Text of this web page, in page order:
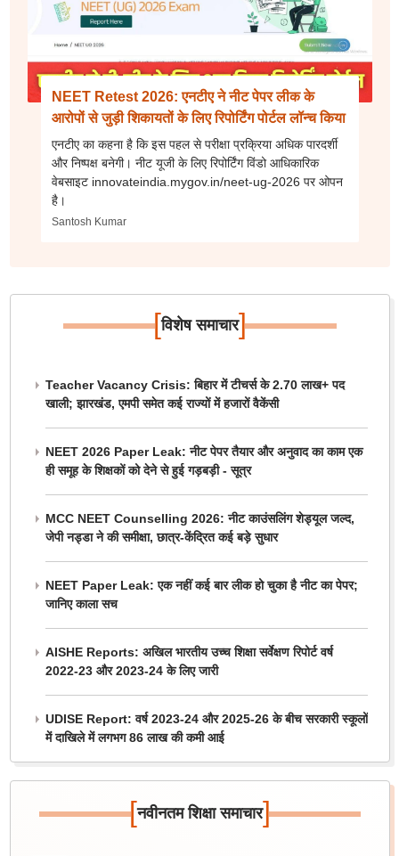
NEET Retest 2026: एनटीए ने नीट पेपर लीक के
आरोपों से जुड़ी शिकायतों के लिए रिपोर्टिंग पोर्टल लॉन्च किया
एनटीए का कहना है कि इस पहल से परीक्षा प्रक्रिया अधिक पारदर्शी
और निष्पक्ष बनेगी। नीट यूजी के लिए रिपोर्टिंग विंडो आधिकारिक
वेबसाइट innovateindia.mygov.in/neet-ug-2026 पर ओपन
है।
Santosh Kumar
[विशेष समाचार]
Teacher Vacancy Crisis: बिहार में टीचर्स के 2.70 लाख+ पद
खाली; झारखंड, एमपी समेत कई राज्यों में हजारों वैकेंसी
NEET 2026 Paper Leak: नीट पेपर तैयार और अनुवाद का काम एक
ही समूह के शिक्षकों को देने से हुई गड़बड़ी - सूत्र
MCC NEET Counselling 2026: नीट काउंसलिंग शेड्यूल जल्द,
जेपी नड्डा ने की समीक्षा, छात्र-केंद्रित कई बड़े सुधार
NEET Paper Leak: एक नहीं कई बार लीक हो चुका है नीट का पेपर;
जानिए काला सच
AISHE Reports: अखिल भारतीय उच्च शिक्षा सर्वेक्षण रिपोर्ट वर्ष
2022-23 और 2023-24 के लिए जारी
UDISE Report: वर्ष 2023-24 और 2025-26 के बीच सरकारी स्कूलों
में दाखिले में लगभग 86 लाख की कमी आई
[नवीनतम शिक्षा समाचार]